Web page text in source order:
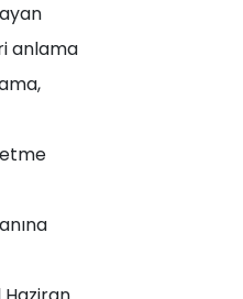
anlama